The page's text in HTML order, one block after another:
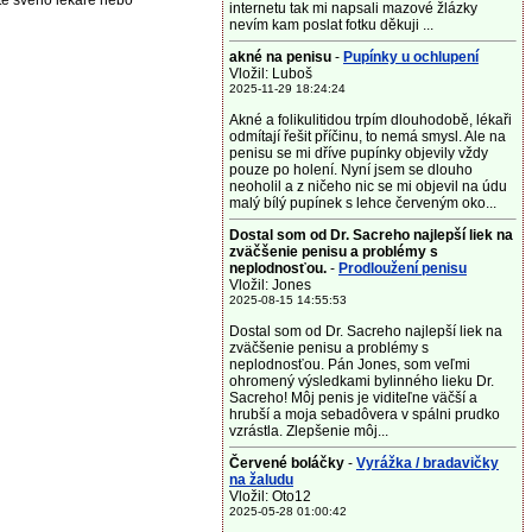
internetu tak mi napsali mazové žlázky
nevím kam poslat fotku děkuji ...
akné na penisu - Pupínky u ochlupení
Vložil: Luboš
2025-11-29 18:24:24
Akné a folikulitidou trpím dlouhodobě, lékaři
odmítají řešit příčinu, to nemá smysl. Ale na
penisu se mi dříve pupínky objevily vždy
pouze po holení. Nyní jsem se dlouho
neoholil a z ničeho nic se mi objevil na údu
malý bílý pupínek s lehce červeným oko...
Dostal som od Dr. Sacreho najlepší liek na
zväčšenie penisu a problémy s
neplodnosťou. - Prodloužení penisu
Vložil: Jones
2025-08-15 14:55:53
Dostal som od Dr. Sacreho najlepší liek na
zväčšenie penisu a problémy s
neplodnosťou. Pán Jones, som veľmi
ohromený výsledkami bylinného lieku Dr.
Sacreho! Môj penis je viditeľne väčší a
hrubší a moja sebadôvera v spálni prudko
vzrástla. Zlepšenie môj...
Červené boláčky - Vyrážka / bradavičky
na žaludu
Vložil: Oto12
2025-05-28 01:00:42